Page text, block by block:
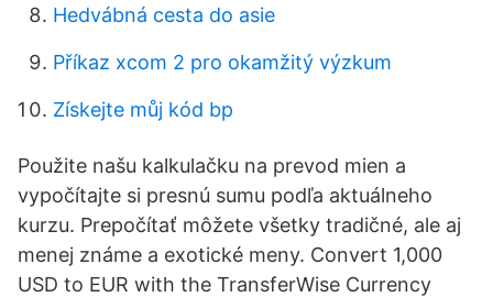
Hedvábná cesta do asie
Příkaz xcom 2 pro okamžitý výzkum
Získejte můj kód bp
Použite našu kalkulačku na prevod mien a
vypočítajte si presnú sumu podľa aktuálneho
kurzu. Prepočítať môžete všetky tradičné, ale aj
menej známe a exotické meny. Convert 1,000
USD to EUR with the TransferWise Currency